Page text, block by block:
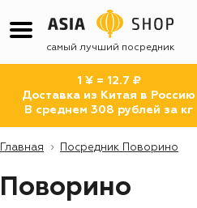
самый лучший посредник
1 ¥ = 12.7 ₽
Доставка из Китая в Россию
В среднем 308 рублей за кг
Главная Посредник Поворино
Поворино